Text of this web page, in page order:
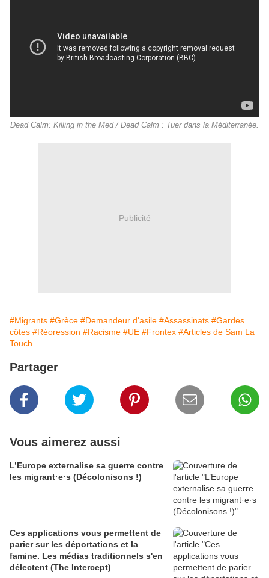
Dead Calm: Killing in the Med / Dead Calm : Tuer dans la Méditerranée.
Publicité
#Migrants #Grèce #Demandeur d'asile #Assassinats #Gardes
côtes #Réoression #Racisme #UE #Frontex #Articles de Sam La
Touch
Partager
Vous aimerez aussi
L’Europe externalise sa guerre contre
les migrant·e·s (Décolonisons !)
Ces applications vous permettent de
parier sur les déportations et la
famine. Les médias traditionnels s'en
délectent (The Intercept)